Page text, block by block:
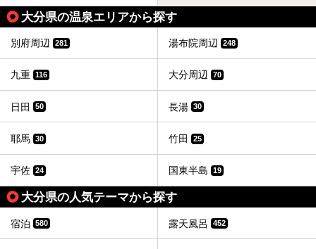
大分県の温泉エリアから探す
別府周辺 281 湯布院周辺 248
九重 116 大分周辺 70
日田 50 長湯 30
耶馬 30 竹田 25
宇佐 24 国東半島 19
大分県の人気テーマから探す
宿泊 580 露天風呂 452